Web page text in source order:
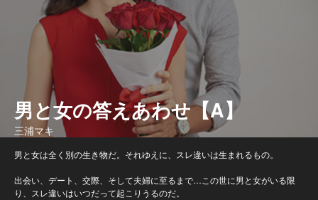
男と女の答えあわせ【A】
三浦マキ
男と女は全く別の生き物だ。それゆえに、スレ違いは生まれるもの。
出会い、デート、交際、そして夫婦に至るまで…この世に男と女がいる限
り、スレ違いはいつだって起こりうるのだ。